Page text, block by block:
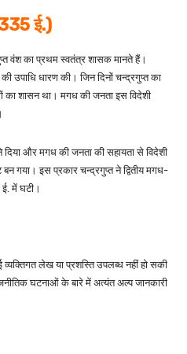
ई.)
वंश का प्रथम स्वतंत्र शासक मानते हैं।
उपाधि धारण की। जिन दिनों चन्द्रगुप्त का
का शासन था। मगध की जनता इस विदेशी
और मगध की जनता की सहायता से विदेशी
गया। इस प्रकार चन्द्रगुप्त ने द्वितीय मगध-
में घटी।
लेख या प्रशस्ति उपलब्ध नहीं हो सकी
घटनाओं के बारे में अत्यंत अल्प जानकारी